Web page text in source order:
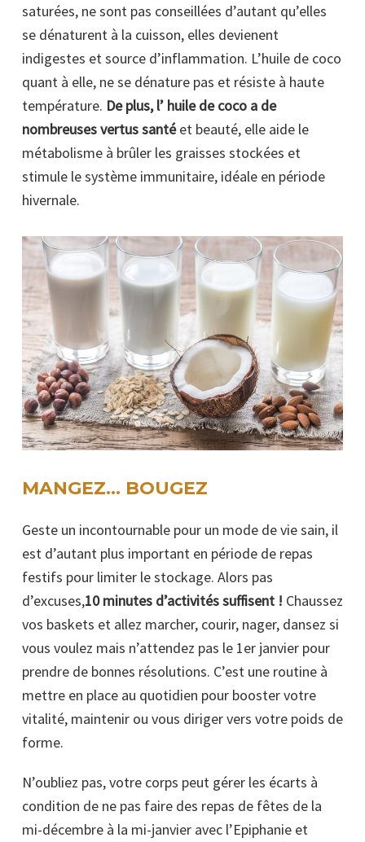
saturées, ne sont pas conseillées d’autant qu’elles
se dénaturent à la cuisson, elles devienent
indigestes et source d’inflammation. L’huile de coco
quant à elle, ne se dénature pas et résiste à haute
température. De plus, l’ huile de coco a de
nombreuses vertus santéet beauté, elle aide le
métabolisme à brûler les graisses stockées et
stimule le système immunitaire, idéale en période
hivernale.
MANGEZ… BOUGEZ
Geste un incontournable pour un mode de vie sain, il
est d’autant plus important en période de repas
festifs pour limiter le stockage. Alors pas
d’excuses,10 minutes d’activités suffisent ! Chaussez
vos baskets et allez marcher, courir, nager, dansez si
vous voulez mais n’attendez pas le 1er janvier pour
prendre de bonnes résolutions. C’est une routine à
mettre en place au quotidien pour booster votre
vitalité, maintenir ou vous diriger vers votre poids de
forme.
N’oubliez pas, votre corps peut gérer les écarts à
condition de ne pas faire des repas de fêtes de la
mi-décembre à la mi-janvier avec l’Epiphanie et